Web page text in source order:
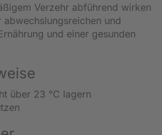
Verzehr abführend wirken
abwechslungsreichen und
und einer gesunden
über 23 °C lagern